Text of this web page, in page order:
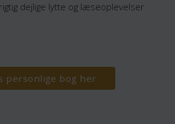
dejlige lytte og læseoplevelser
personlige bog her